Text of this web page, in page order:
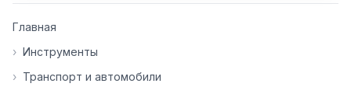
инструменты нуждаются в доработке.
основе вашей обратной связи.
Главная
› Инструменты
› Транспорт и автомобили